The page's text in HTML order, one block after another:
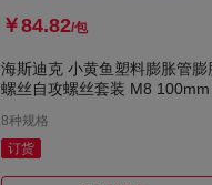
￥84.82/包
海斯迪克 小黄鱼塑料膨胀管膨
螺丝自攻螺丝套装 M8 100mm
8种规格
订货